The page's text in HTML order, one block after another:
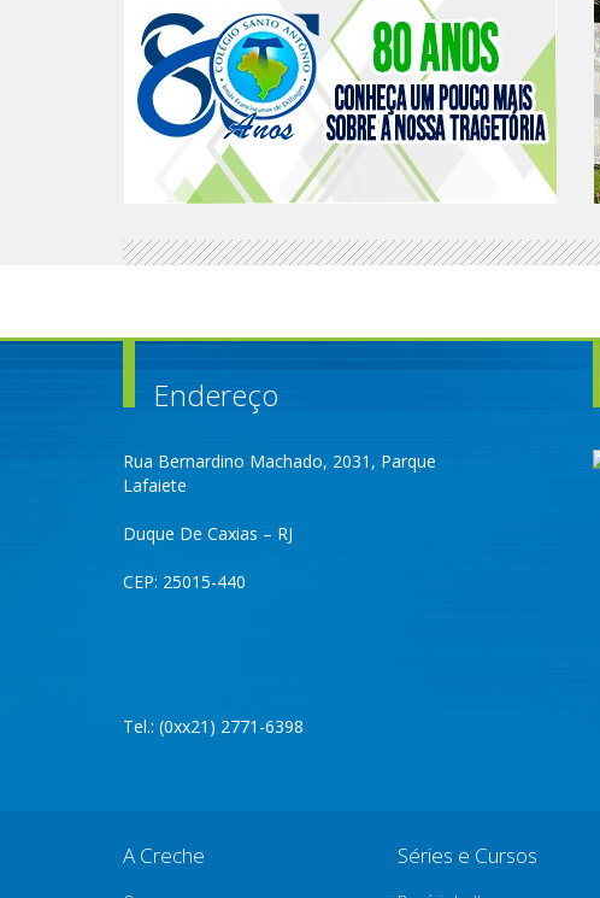
Endereço
Rua Bernardino Machado, 2031, Parque
Lafaiete
Duque De Caxias – RJ
CEP: 25015-440
Tel.: (0xx21) 2771-6398
A Creche Séries e Cursos